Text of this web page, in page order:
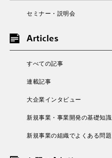
セミナー・説明会
Articles
すべての記事
連載記事
大企業インタビュー
新規事業・事業開発の基礎知識
新規事業の組織でよくある問題